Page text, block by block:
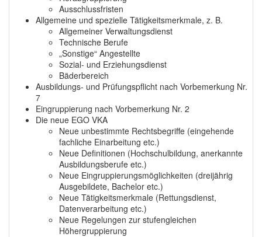
Ausschlussfristen
Allgemeine und spezielle Tätigkeitsmerkmale, z. B.
Allgemeiner Verwaltungsdienst
Technische Berufe
„Sonstige“ Angestellte
Sozial- und Erziehungsdienst
Bäderbereich
Ausbildungs- und Prüfungspflicht nach Vorbemerkung Nr.
7
Eingruppierung nach Vorbemerkung Nr. 2
Die neue EGO VKA
Neue unbestimmte Rechtsbegriffe (eingehende
fachliche Einarbeitung etc.)
Neue Definitionen (Hochschulbildung, anerkannte
Ausbildungsberufe etc.)
Neue Eingruppierungsmöglichkeiten (dreijährig
Ausgebildete, Bachelor etc.)
Neue Tätigkeitsmerkmale (Rettungsdienst,
Datenverarbeitung etc.)
Neue Regelungen zur stufengleichen
Höhergruppierung